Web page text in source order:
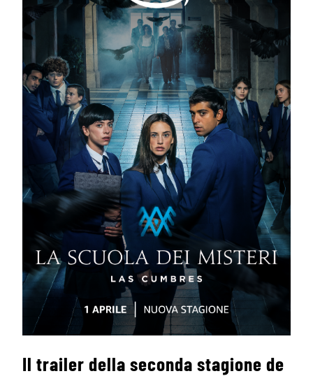
Il trailer della seconda stagione de